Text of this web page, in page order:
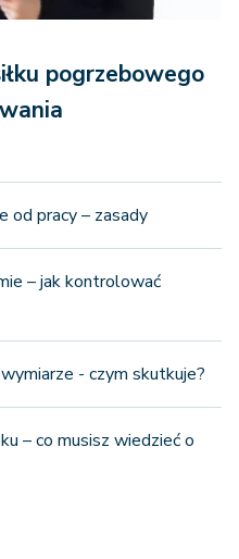
pogrzebowego
od pracy – zasady
– jak kontrolować
- czym skutkuje?
– co musisz wiedzieć o